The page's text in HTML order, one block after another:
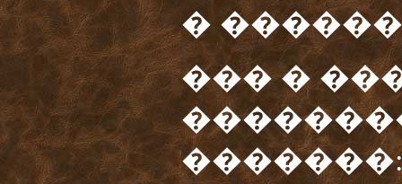
�
��� �